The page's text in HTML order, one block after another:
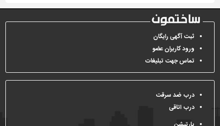
ثبت آگهی رایگان
ورود کاربران عضو
تماس جهت تبلیغات
درب ضد سرقت
درب اتاقی